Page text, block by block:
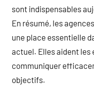
sont indispensables
En résumé, les
une place essentielle
actuel. Elles aident les
communiquer
objectifs.